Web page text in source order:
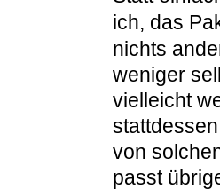
ich, das
nichts
weniger
vielleicht
von
passt